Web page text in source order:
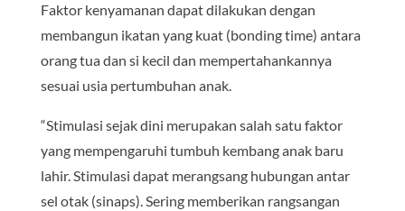
Faktor kenyamanan dapat dilakukan dengan
membangun ikatan yang kuat (bonding time) antara
orang tua dan si kecil dan mempertahankannya
sesuai usia pertumbuhan anak.
“Stimulasi sejak dini merupakan salah satu faktor
yang mempengaruhi tumbuh kembang anak baru
lahir. Stimulasi dapat merangsang hubungan antar
sel otak (sinaps). Sering memberikan rangsangan